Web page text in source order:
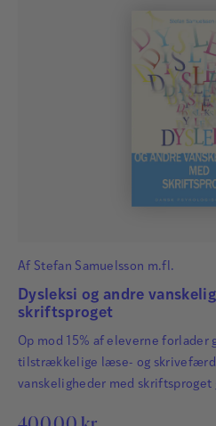
Af Stefan Samuelsson m.fl.
Dysleksi og andre
skriftsproget
Op mod 15% af eleverne forlader
tilstrækkelige læse- og
vanskeligheder med